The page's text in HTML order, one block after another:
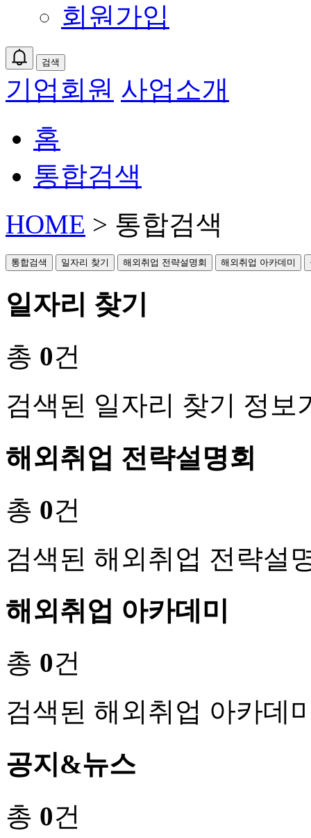
회원가입
검색
기업회원 사업소개
홈
통합검색
HOME > 통합검색
통합검색 일자리 찾기 해외취업 전략설명회 해외취업 아카데미
일자리 찾기
총 0건
검색된 일자리 찾기 정보
해외취업 전략설명회
총 0건
검색된 해외취업 전략설
해외취업 아카데미
총 0건
검색된 해외취업 아카데
공지&뉴스
총 0건